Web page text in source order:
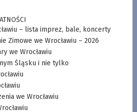
– lista imprez, bale, koncerty
Zimowe we Wrocławiu – 2026
we Wrocławiu
Śląsku i nie tylko
we Wrocławiu